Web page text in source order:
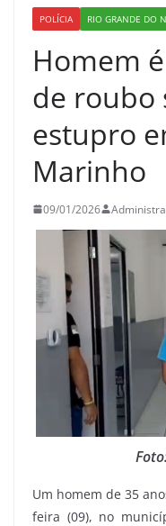
POLÍCIA RIO GRANDE DO
Homem
de roubo
estupro
Marinho
09/01/2026
Um homem de 35
feira (09), no